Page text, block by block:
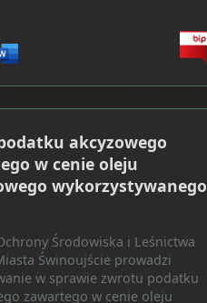
akcyzowego
w cenie oleju
wykorzystywanego
Środowiska i Leśnictwa
Świnoujście prowadzi
w sprawie zwrotu podatku
zawartego w cenie oleju